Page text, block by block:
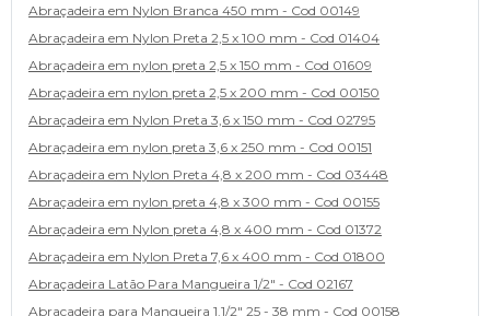
Abraçadeira em Nylon Branca 450 mm - Cod 00149
Abraçadeira em Nylon Preta 2,5 x 100 mm - Cod 01404
Abraçadeira em nylon preta 2,5 x 150 mm - Cod 01609
Abraçadeira em nylon preta 2,5 x 200 mm - Cod 00150
Abraçadeira em Nylon Preta 3,6 x 150 mm - Cod 02795
Abraçadeira em nylon preta 3,6 x 250 mm - Cod 00151
Abraçadeira em Nylon Preta 4,8 x 200 mm - Cod 03448
Abraçadeira em nylon preta 4,8 x 300 mm - Cod 00155
Abraçadeira em Nylon preta 4,8 x 400 mm - Cod 01372
Abraçadeira em Nylon Preta 7,6 x 400 mm - Cod 01800
Abraçadeira Latão Para Mangueira 1/2" - Cod 02167
Abracadeira para Mangueira 1.1/2" 25 - 38 mm - Cod 00158